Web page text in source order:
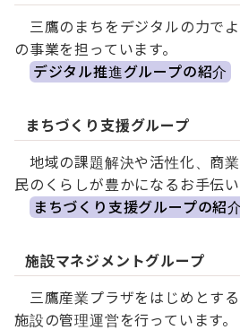
三鷹のまちをデジタルの力で
の事業を担っています。
デジタル推進グループの紹介
まちづくり支援グループ
地域の課題解決や活性化、商
民のくらしが豊かになるお手伝い
まちづくり支援グループの紹介
施設マネジメントグループ
三鷹産業プラザをはじめとす
施設の管理運営を行っています。